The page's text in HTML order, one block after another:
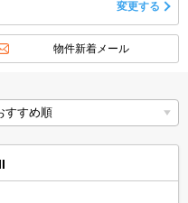
集から
会社から
変更する
物件新着メール